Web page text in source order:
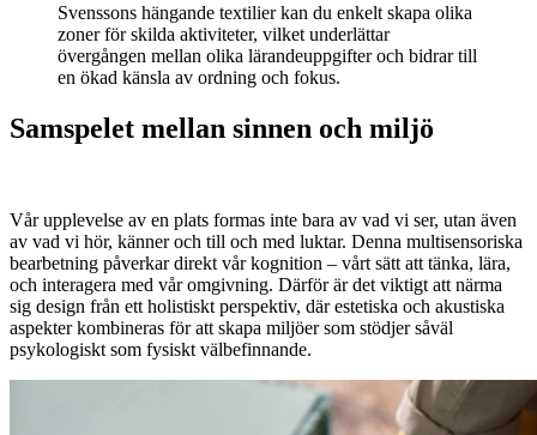
Svenssons hängande textilier kan du enkelt skapa olika
zoner för skilda aktiviteter, vilket underlättar
övergången mellan olika lärandeuppgifter och bidrar till
en ökad känsla av ordning och fokus.
Samspelet mellan sinnen och miljö
Vår upplevelse av en plats formas inte bara av vad vi ser, utan även
av vad vi hör, känner och till och med luktar. Denna multisensoriska
bearbetning påverkar direkt vår kognition – vårt sätt att tänka, lära,
och interagera med vår omgivning. Därför är det viktigt att närma
sig design från ett holistiskt perspektiv, där estetiska och akustiska
aspekter kombineras för att skapa miljöer som stödjer såväl
psykologiskt som fysiskt välbefinnande.